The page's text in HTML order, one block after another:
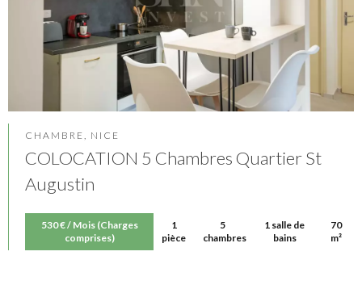
CHAMBRE, NICE
COLOCATION 5 Chambres Quartier St
Augustin
530 € / Mois (Charges
comprises)
1
pièce
5
chambres
1 salle de
bains
70
m²